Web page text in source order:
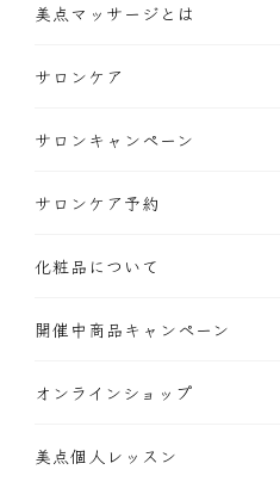
美点マッサージとは
サロンケア
サロンキャンペーン
サロンケア予約
化粧品について
開催中商品キャンペーン
オンラインショップ
美点個人レッスン